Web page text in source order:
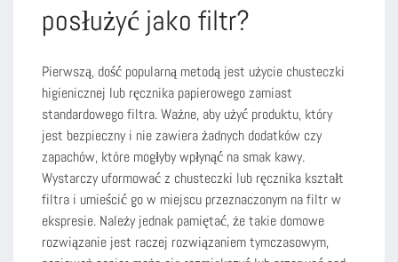
posłużyć jako filtr?
Pierwszą, dość popularną metodą jest użycie chusteczki
higienicznej lub ręcznika papierowego zamiast
standardowego filtra. Ważne, aby użyć produktu, który
jest bezpieczny i nie zawiera żadnych dodatków czy
zapachów, które mogłyby wpłynąć na smak kawy.
Wystarczy uformować z chusteczki lub ręcznika kształt
filtra i umieścić go w miejscu przeznaczonym na filtr w
ekspresie. Należy jednak pamiętać, że takie domowe
rozwiązanie jest raczej rozwiązaniem tymczasowym,